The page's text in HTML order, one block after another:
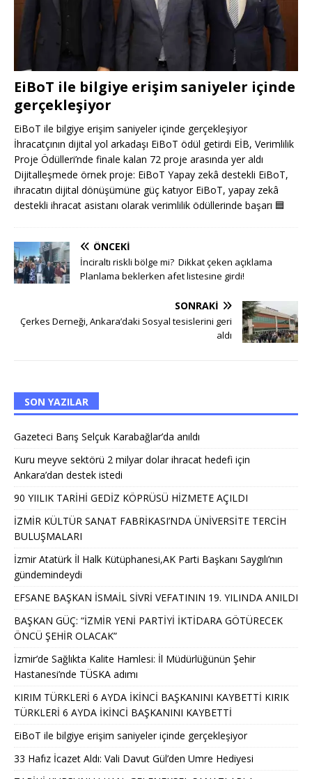
EiBoT ile bilgiye erişim saniyeler içinde
gerçekleşiyor
EiBoT ile bilgiye erişim saniyeler içinde gerçekleşiyor
İhracatçının dijital yol arkadaşı EiBoT ödül getirdi EİB, Verimlilik
Proje Ödülleri’nde finale kalan 72 proje arasında yer aldı
Dijitalleşmede örnek proje: EiBoT Yapay zekâ destekli EiBoT,
ihracatın dijital dönüşümüne güç katıyor EiBoT, yapay zekâ
destekli ihracat asistanı olarak verimlilik ödüllerinde başarı 🟦
ÖNCEKI
İnciraltı riskli bölge mi? Dikkat çeken açıklama
Planlama beklerken afet listesine girdi!
SONRAKI
Çerkes Derneği, Ankara’daki Sosyal tesislerini geri
aldı
SON YAZILAR
Gazeteci Barış Selçuk Karabağlar’da anıldı
Kuru meyve sektörü 2 milyar dolar ihracat hedefi için
Ankara’dan destek istedi
90 YIILIK TARİHİ GEDİZ KÖPRÜSÜ HİZMETE AÇILDI
İZMİR KÜLTÜR SANAT FABRİKASI’NDA ÜNİVERSİTE TERCİH
BULUŞMALARI
İzmir Atatürk İl Halk Kütüphanesi,AK Parti Başkanı Saygılı’nın
gündemindeydi
EFSANE BAŞKAN İSMAİL SİVRİ VEFATININ 19. YILINDA ANILDI
BAŞKAN GÜÇ: “İZMİR YENİ PARTİYİ İKTİDARA GÖTÜRECEK
ÖNCÜ ŞEHİR OLACAK”
İzmir’de Sağlıkta Kalite Hamlesi: İl Müdürlüğünün Şehir
Hastanesi’nde TÜSKA adımı
KIRIM TÜRKLERİ 6 AYDA İKİNCİ BAŞKANINI KAYBETTİ KIRIK
TÜRKLERİ 6 AYDA İKİNCİ BAŞKANINI KAYBETTİ
EiBoT ile bilgiye erişim saniyeler içinde gerçekleşiyor
33 Hafız İcazet Aldı: Vali Davut Gül’den Umre Hediyesi